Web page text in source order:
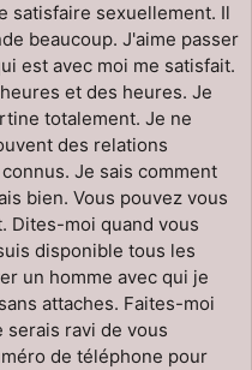
satisfaire sexuellement. Il
beaucoup. J'aime passer
est avec moi me satisfait.
et des heures. Je
totalement. Je ne
des relations
Je sais comment
bien. Vous pouvez vous
Dites-moi quand vous
disponible tous les
un homme avec qui je
attaches. Faites-moi
serais ravi de vous
de téléphone pour